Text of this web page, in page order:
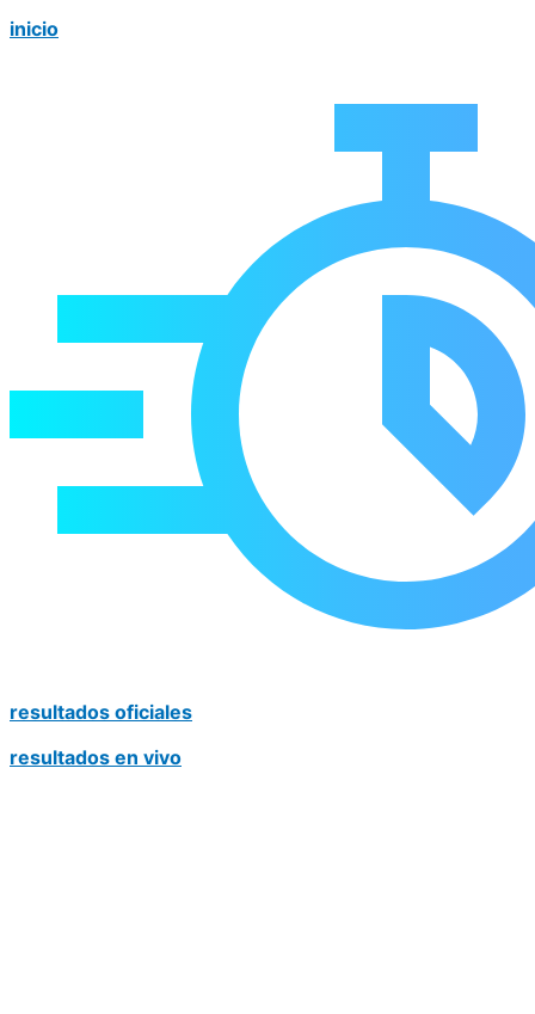
inicio
resultados oficiales
resultados en vivo